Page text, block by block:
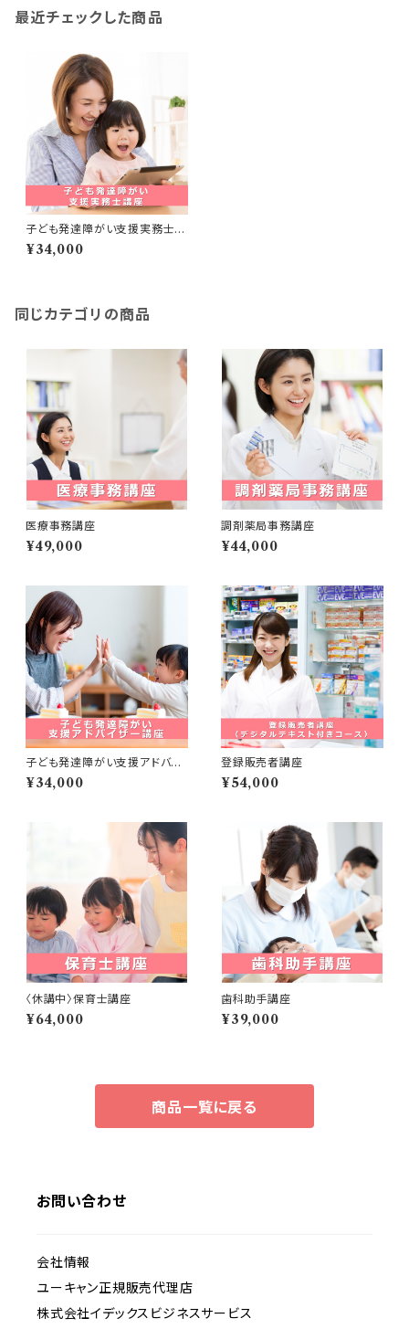
最近チェックした商品
子ども発達障がい支援実務士講
座
¥34,000
同じカテゴリの商品
医療事務講座
¥49,000
調剤薬局事務講座
¥44,000
子ども発達障がい支援アドバイ
ザー講座
¥34,000
登録販売者講座
¥54,000
〈休講中〉保育士講座
¥64,000
歯科助手講座
¥39,000
商品一覧に戻る
お問い合わせ
会社情報
ユーキャン正規販売代理店
株式会社イデックスビジネスサービス